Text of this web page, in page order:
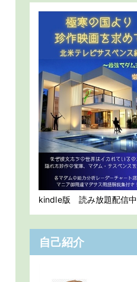
kindle版 読み放題配信中
自己紹介